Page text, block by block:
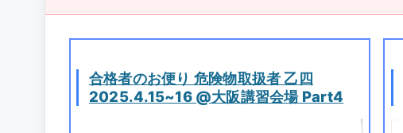
合格者のお便り 危険物取扱者 乙四
2025.4.15~16 @大阪講習会場 Part4